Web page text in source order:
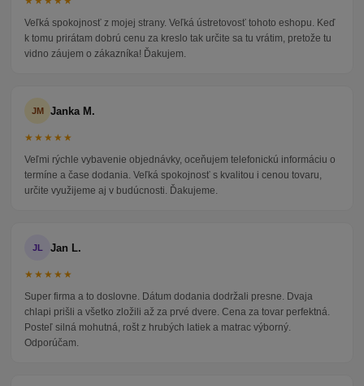
Veľká spokojnosť z mojej strany. Veľká ústretovosť tohoto eshopu. Keď
k tomu prirátam dobrú cenu za kreslo tak určite sa tu vrátim, pretože tu
vidno záujem o zákazníka! Ďakujem.
JM Janka M.
★★★★★
Veľmi rýchle vybavenie objednávky, oceňujem telefonickú informáciu o
termíne a čase dodania. Veľká spokojnosť s kvalitou i cenou tovaru,
určite využijeme aj v budúcnosti. Ďakujeme.
JL Jan L.
★★★★★
Super firma a to doslovne. Dátum dodania dodržali presne. Dvaja
chlapi prišli a všetko zložili až za prvé dvere. Cena za tovar perfektná.
Posteľ silná mohutná, rošt z hrubých latiek a matrac výborný.
Odporúčam.